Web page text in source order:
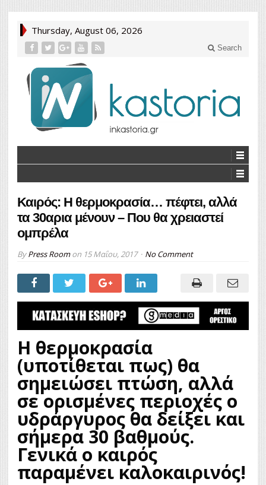
Thursday, August 06, 2026
Search
Καιρός: Η θερμοκρασία… πέφτει, αλλά
τα 30αρια μένουν – Που θα χρειαστεί
ομπρέλα
ByPress Roomon 15 Μαΐου, 2017 No Comment
Η θερμοκρασία
(υποτίθεται πως) θα
σημειώσει πτώση, αλλά
σε ορισμένες περιοχές ο
υδράργυρος θα δείξει και
σήμερα 30 βαθμούς.
Γενικά ο καιρός
παραμένει καλοκαιρινός!